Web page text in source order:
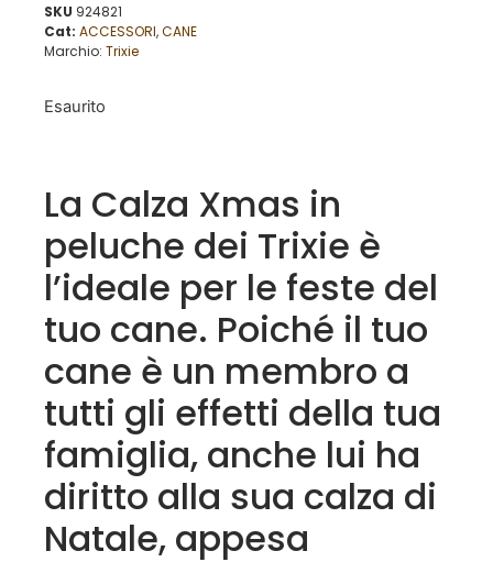
SKU 924821
Cat: ACCESSORI,CANE
Marchio: Trixie
Esaurito
La Calza Xmas in
peluche dei Trixie è
l’ideale per le feste del
tuo cane. Poiché il tuo
cane è un membro a
tutti gli effetti della tua
famiglia, anche lui ha
diritto alla sua calza di
Natale, appesa